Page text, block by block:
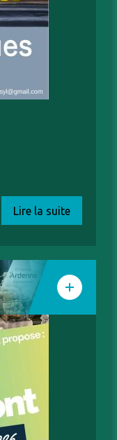
Lire la suite